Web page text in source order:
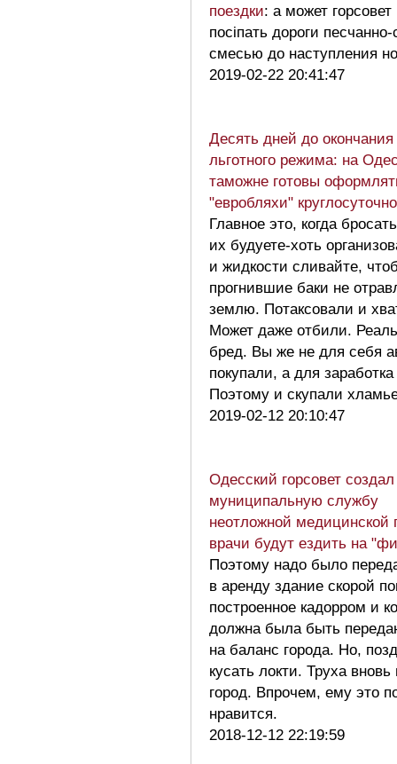
поездки: а может горсовет
посіпать дороги
смесью до наступления
2019-02-22 20:41:47
Десять дней до окончания
льготного режима: на
таможне готовы
"евробляхи" круглосуточно
Главное это, когда бросать
их будуете-хоть
и жидкости сливайте,
прогнившие баки не
землю. Потаксовали и
Может даже отбили.
бред. Вы же не для себя
покупали, а для
Поэтому и скупали
2019-02-12 20:10:47
Одесский горсовет создал
муниципальную службу
неотложной
врачи будут ездить на
Поэтому надо было
в аренду здание скорой
построенное кадорром и
должна была быть
на баланс города. Но,
кусать локти. Труха
город. Впрочем, ему это
нравится.
2018-12-12 22:19:59